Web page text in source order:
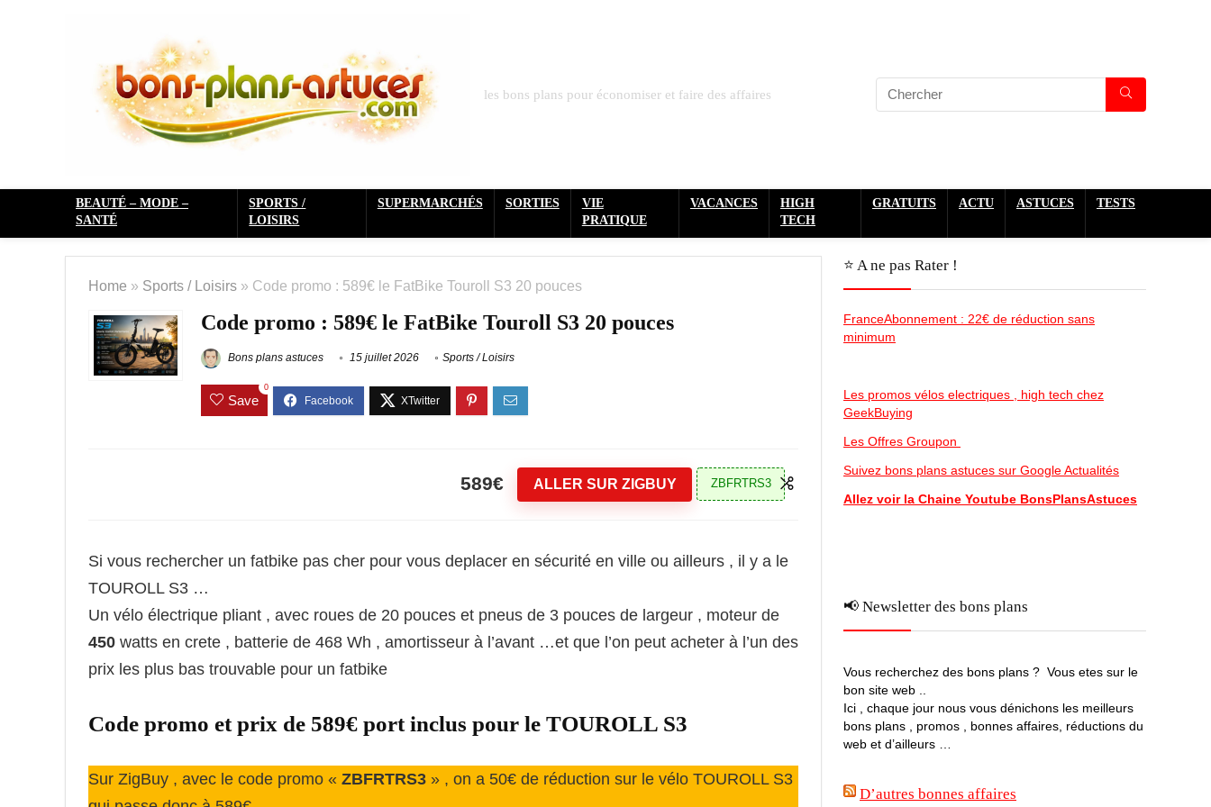
les bons plans pour économiser et faire des affaires
BEAUTÉ – MODE –
SANTÉ
SPORTS /
LOISIRS
SUPERMARCHÉS SORTIES
VIE
PRATIQUE
VACANCES
HIGH
TECH
GRATUITS ACTU ASTUCES TESTS
Home » Sports / Loisirs » Code promo : 589€ le FatBike Touroll S3 20 pouces
Code promo : 589€ le FatBike Touroll S3 20 pouces
Bons plans astuces 15 juillet 2026 Sports / Loisirs
Save
0
589€ ALLER SUR ZIGBUY ZBFRTRS3
Si vous rechercher un fatbike pas cher pour vous deplacer en sécurité en ville ou ailleurs , il y a le
TOUROLL S3 …
Un vélo électrique pliant , avec roues de 20 pouces et pneus de 3 pouces de largeur , moteur de
450 watts en crete , batterie de 468 Wh , amortisseur à l’avant …et que l’on peut acheter à l’un des
prix les plus bas trouvable pour un fatbike
Code promo et prix de 589€ port inclus pour le TOUROLL S3
Sur ZigBuy , avec le code promo « ZBFRTRS3 » , on a 50€ de réduction sur le vélo TOUROLL S3
⭐️ A ne pas Rater !
FranceAbonnement : 22€ de réduction sans
minimum
Les promos vélos electriques , high tech chez
GeekBuying
Les Offres Groupon
Suivez bons plans astuces sur Google Actualités
Allez voir la Chaine Youtube BonsPlansAstuces
📢 Newsletter des bons plans
Vous recherchez des bons plans ? Vous etes sur le
bon site web ..
Ici , chaque jour nous vous dénichons les meilleurs
bons plans , promos , bonnes affaires, réductions du
web et d’ailleurs …
D’autres bonnes affaires